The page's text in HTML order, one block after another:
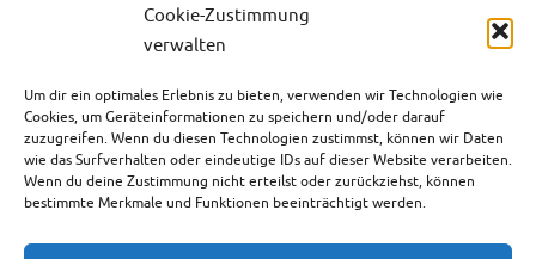
Cookie-Zustimmung
verwalten
Um dir ein optimales Erlebnis zu bieten, verwenden wir Technologien wie
Cookies, um Geräteinformationen zu speichern und/oder darauf
zuzugreifen. Wenn du diesen Technologien zustimmst, können wir Daten
wie das Surfverhalten oder eindeutige IDs auf dieser Website verarbeiten.
Wenn du deine Zustimmung nicht erteilst oder zurückziehst, können
bestimmte Merkmale und Funktionen beeinträchtigt werden.
ein Tauchcenter, welches uns wärmstens von Freunden empfohlen wurde.
Mangrove Bay Resort Das Mangrove Bay Resort liegt ca. 170 km südlich
Weiterlesen
Februar 23, 2020
Afrika,Ägypten ,El Quseir,Hotels,Marsa Alam,Rotes Meer,Tauchen